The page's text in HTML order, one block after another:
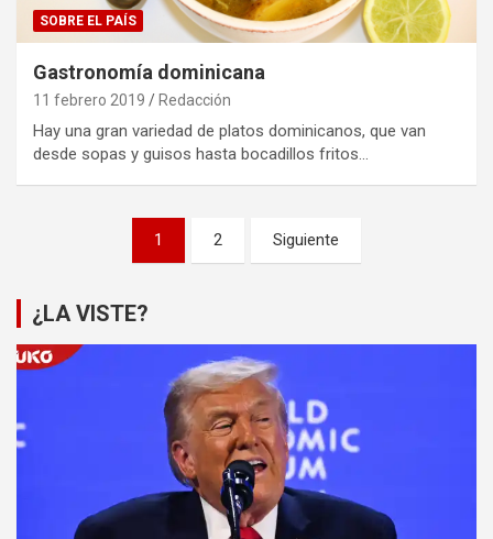
SOBRE EL PAÍS
Gastronomía dominicana
11 febrero 2019 Redacción
Hay una gran variedad de platos dominicanos, que van
desde sopas y guisos hasta bocadillos fritos…
entradas
1 2 Siguiente
¿LA VISTE?